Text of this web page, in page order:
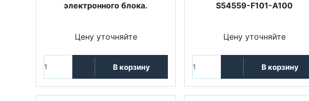
электронного блока.
Цену уточняйте
В корзину
S54559-F101-A100
Цену уточняйте
В корзину